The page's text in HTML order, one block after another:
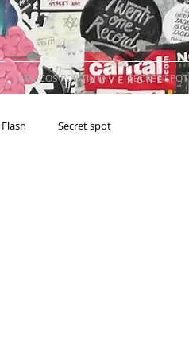
LOUCOS POR TINTA SECRET SPOT
Flash Secret spot